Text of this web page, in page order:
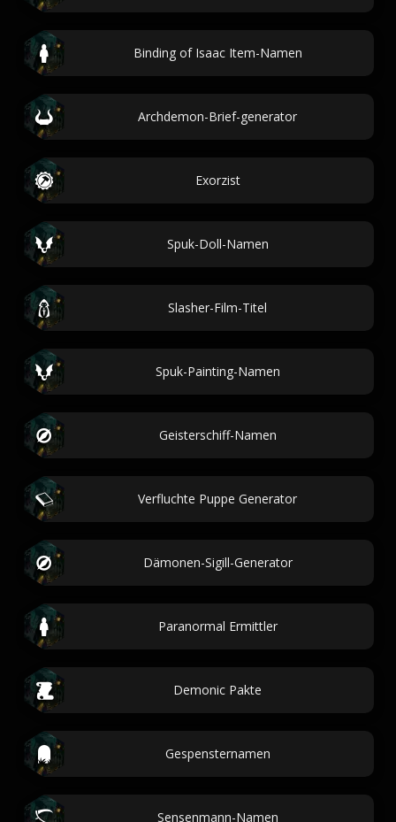
Binding of Isaac Item-Namen
Archdemon-Brief-generator
Exorzist
Spuk-Doll-Namen
Slasher-Film-Titel
Spuk-Painting-Namen
Geisterschiff-Namen
Verfluchte Puppe Generator
Dämonen-Sigill-Generator
Paranormal Ermittler
Demonic Pakte
Gespensternamen
Sensenmann-Namen